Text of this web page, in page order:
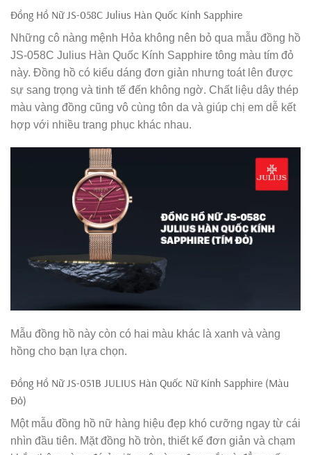
Đồng Hồ Nữ JS-058C Julius Hàn Quốc Kính Sapphire
Những cô nàng mệnh Hỏa không nên bỏ qua mẫu đồng hồ
JS-058C Julius Hàn Quốc Kính Sapphire tông màu tím đỏ
này. Đồng hồ có kiểu dáng đơn giản nhưng toát lên được
sự sang trọng và tinh tế đến không ngờ. Chất liệu dây thép
màu vàng đồng cũng vô cùng tôn da và giúp chị em dễ kết
hợp với nhiều trang phục khác nhau.
Mẫu đồng hồ này còn có hai màu khác là xanh và vàng
hồng cho bạn lựa chọn.
Đồng Hồ Nữ JS-051B JULIUS Hàn Quốc Nữ Kính Sapphire (Màu
Đỏ)
Một mẫu đồng hồ nữ hàng hiệu đẹp khó cưỡng ngay từ cái
nhìn đầu tiên. Mặt đồng hồ tròn, thiết kế đơn giản và chạm